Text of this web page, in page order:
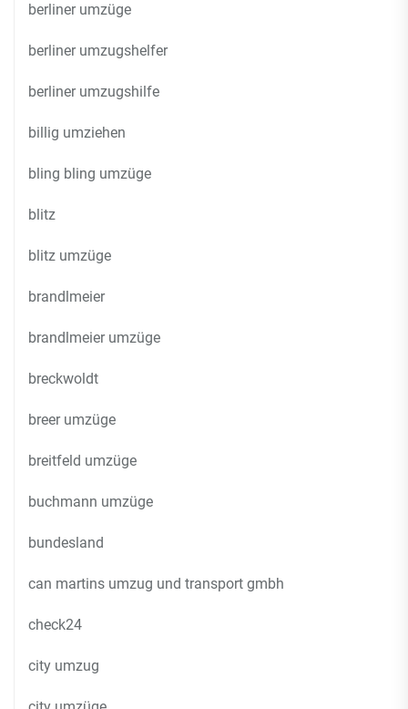
berliner umzüge
berliner umzugshelfer
berliner umzugshilfe
billig umziehen
bling bling umzüge
blitz
blitz umzüge
brandlmeier
brandlmeier umzüge
breckwoldt
breer umzüge
breitfeld umzüge
buchmann umzüge
bundesland
can martins umzug und transport gmbh
check24
city umzug